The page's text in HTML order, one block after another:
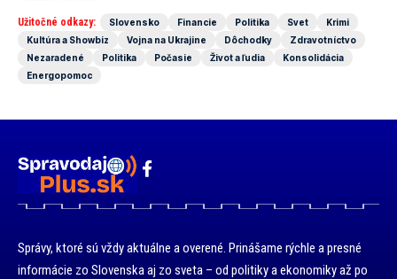
Užitočné odkazy: Slovensko Financie Politika Svet
Krimi
Kultúra a Showbiz
Vojna na Ukrajine Dôchodky
Zdravotníctvo
Nezaradené
Politika Počasie Život a ľudia
Konsolidácia
Energopomoc
Správy, ktoré sú vždy aktuálne a overené. Prinášame rýchle a presné
informácie zo Slovenska aj zo sveta – od politiky a ekonomiky až po